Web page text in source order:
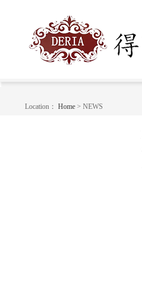
Location： Home > NEWS